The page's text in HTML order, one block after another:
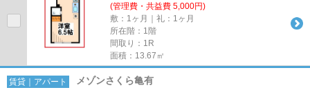
(管理費・共益費 5,000円)
敷：1ヶ月｜礼：1ヶ月
所在階：1階
間取り：1R
面積：13.67㎡
賃貸｜アパート メゾンさくら亀有